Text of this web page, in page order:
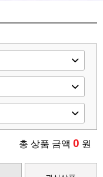
총 상품 금액 0 원